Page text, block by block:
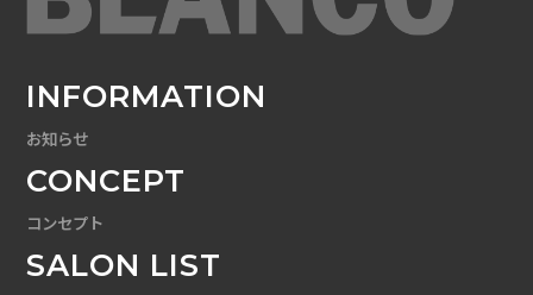
INFORMATION
お知らせ
CONCEPT
コンセプト
SALON LIST